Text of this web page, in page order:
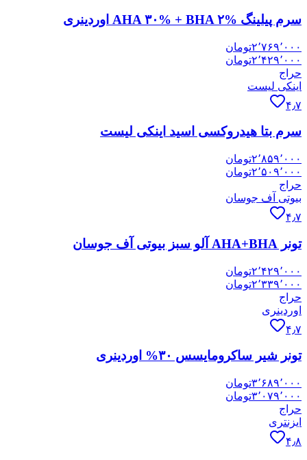
سرم پیلینگ AHA ۳۰% + BHA ۲% اوردینری
۲٬۷۶۹٬۰۰۰تومان
۲٬۴۲۹٬۰۰۰تومان
حراج
اینکی لیست
۴٫۷
سرم بتا هیدروکسی اسید اینکی لیست
۲٬۸۵۹٬۰۰۰تومان
۲٬۵۰۹٬۰۰۰تومان
حراج
بیوتی آف جوسان
۴٫۷
تونر AHA+BHA آلو سبز بیوتی آف جوسان
۲٬۴۲۹٬۰۰۰تومان
۲٬۳۳۹٬۰۰۰تومان
حراج
اوردینری
۴٫۷
تونر شیر ساکرومایسس ۳۰% اوردینری
۳٬۶۸۹٬۰۰۰تومان
۳٬۰۷۹٬۰۰۰تومان
حراج
ایزنتری
۴٫۸